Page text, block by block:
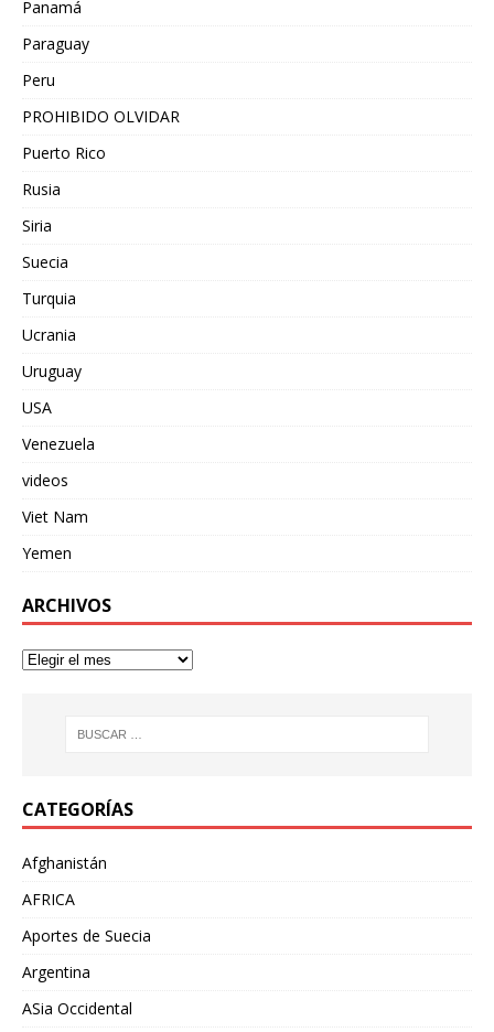
Panamá
Paraguay
Peru
PROHIBIDO OLVIDAR
Puerto Rico
Rusia
Siria
Suecia
Turquia
Ucrania
Uruguay
USA
Venezuela
videos
Viet Nam
Yemen
ARCHIVOS
CATEGORÍAS
Afghanistán
AFRICA
Aportes de Suecia
Argentina
ASia Occidental